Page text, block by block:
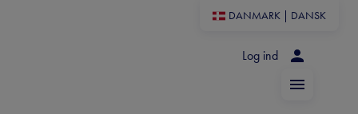
DANMARK DANSK
Log ind